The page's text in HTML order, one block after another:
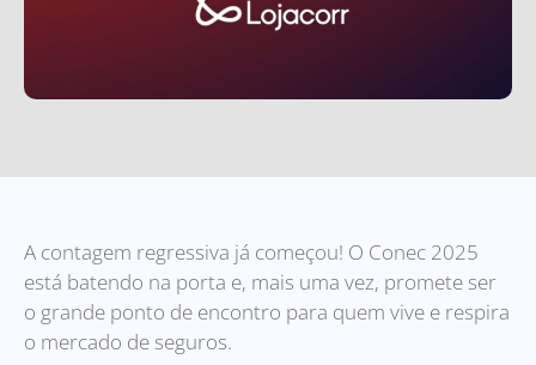
A contagem regressiva já começou! O Conec 2025
está batendo na porta e, mais uma vez, promete ser
o grande ponto de encontro para quem vive e respira
o mercado de seguros.